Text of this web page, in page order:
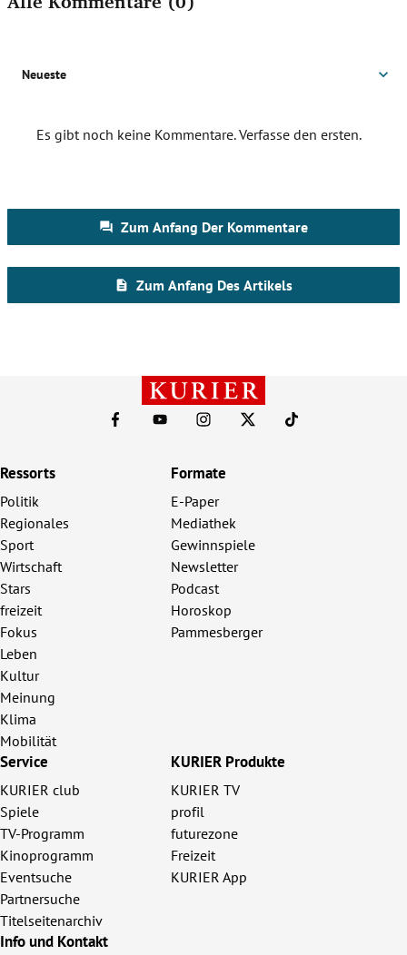
Ressorts
Politik
Regionales
Sport
Wirtschaft
Stars
freizeit
Fokus
Leben
Kultur
Meinung
Klima
Mobilität
Formate
E-Paper
Mediathek
Gewinnspiele
Newsletter
Podcast
Horoskop
Pammesberger
Service
KURIER club
Spiele
TV-Programm
Kinoprogramm
Eventsuche
Partnersuche
Titelseitenarchiv
KURIER Produkte
KURIER TV
profil
futurezone
Freizeit
KURIER App
Info und Kontakt